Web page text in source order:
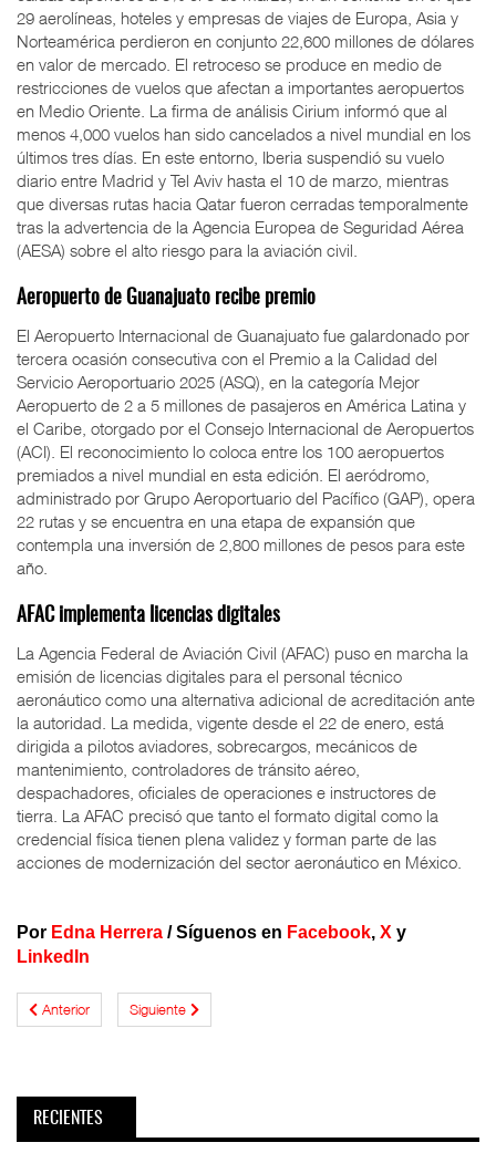
29 aerolíneas, hoteles y empresas de viajes de Europa, Asia y
Norteamérica perdieron en conjunto 22,600 millones de dólares
en valor de mercado. El retroceso se produce en medio de
restricciones de vuelos que afectan a importantes aeropuertos
en Medio Oriente. La firma de análisis Cirium informó que al
menos 4,000 vuelos han sido cancelados a nivel mundial en los
últimos tres días. En este entorno, Iberia suspendió su vuelo
diario entre Madrid y Tel Aviv hasta el 10 de marzo, mientras
que diversas rutas hacia Qatar fueron cerradas temporalmente
tras la advertencia de la Agencia Europea de Seguridad Aérea
(AESA) sobre el alto riesgo para la aviación civil.
Aeropuerto de Guanajuato recibe premio
El Aeropuerto Internacional de Guanajuato fue galardonado por
tercera ocasión consecutiva con el Premio a la Calidad del
Servicio Aeroportuario 2025 (ASQ), en la categoría Mejor
Aeropuerto de 2 a 5 millones de pasajeros en América Latina y
el Caribe, otorgado por el Consejo Internacional de Aeropuertos
(ACI). El reconocimiento lo coloca entre los 100 aeropuertos
premiados a nivel mundial en esta edición. El aeródromo,
administrado por Grupo Aeroportuario del Pacífico (GAP), opera
22 rutas y se encuentra en una etapa de expansión que
contempla una inversión de 2,800 millones de pesos para este
año.
AFAC implementa licencias digitales
La Agencia Federal de Aviación Civil (AFAC) puso en marcha la
emisión de licencias digitales para el personal técnico
aeronáutico como una alternativa adicional de acreditación ante
la autoridad. La medida, vigente desde el 22 de enero, está
dirigida a pilotos aviadores, sobrecargos, mecánicos de
mantenimiento, controladores de tránsito aéreo,
despachadores, oficiales de operaciones e instructores de
tierra. La AFAC precisó que tanto el formato digital como la
credencial física tienen plena validez y forman parte de las
acciones de modernización del sector aeronáutico en México.
Por Edna Herrera /Síguenos en Facebook, X y
LinkedIn
Anterior Siguiente
RECIENTES